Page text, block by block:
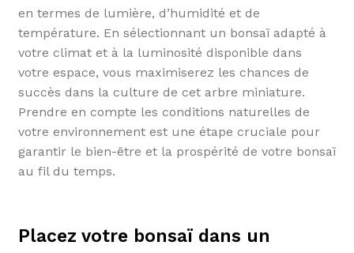
en termes de lumière, d’humidité et de
température. En sélectionnant un bonsaï adapté à
votre climat et à la luminosité disponible dans
votre espace, vous maximiserez les chances de
succès dans la culture de cet arbre miniature.
Prendre en compte les conditions naturelles de
votre environnement est une étape cruciale pour
garantir le bien-être et la prospérité de votre bonsaï
au fil du temps.
Placez votre bonsaï dans un